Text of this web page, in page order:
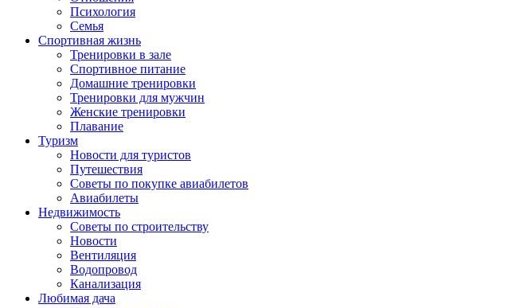
Психология
Семья
Спортивная жизнь
Тренировки в зале
Спортивное питание
Домашние тренировки
Тренировки для мужчин
Женские тренировки
Плавание
Туризм
Новости для туристов
Путешествия
Советы по покупке авиабилетов
Авиабилеты
Недвижимость
Советы по строительству
Новости
Вентиляция
Водопровод
Канализация
Любимая дача